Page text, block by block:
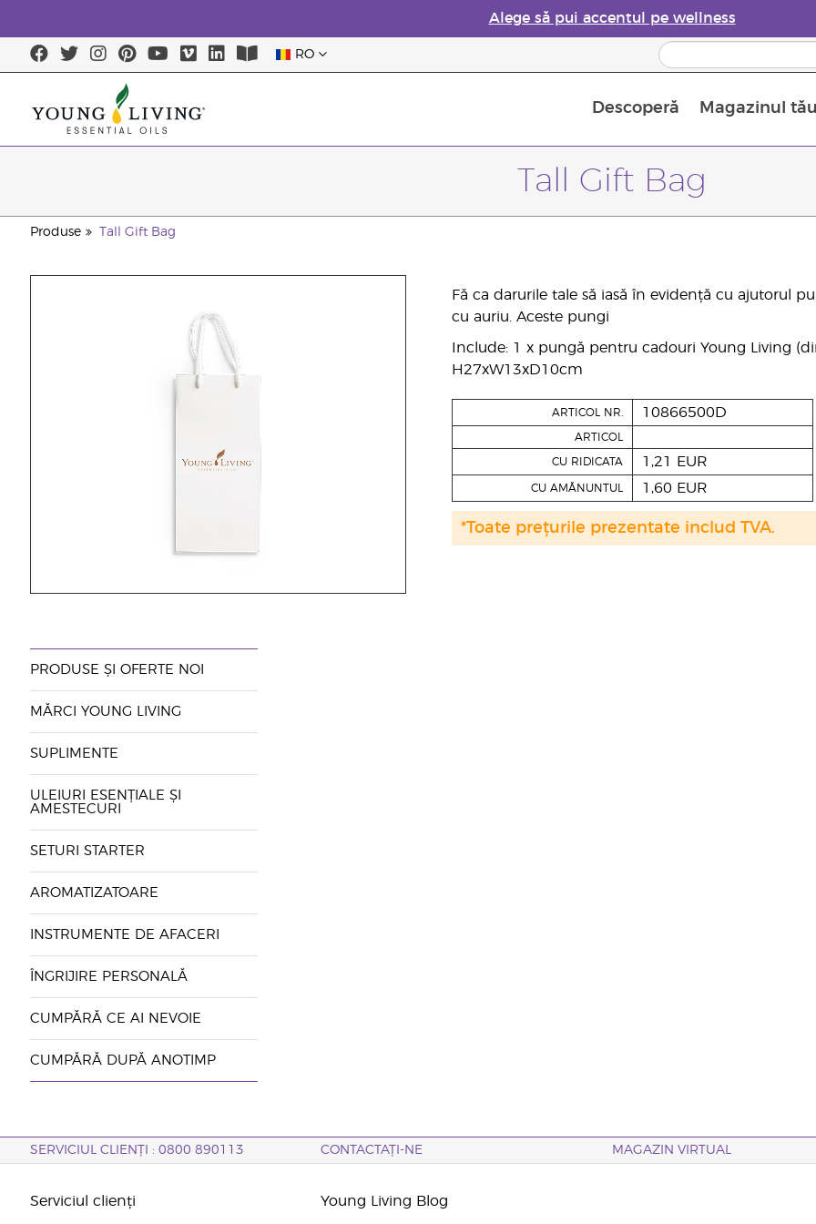
Alege să pui accentul pe wellness
RO
Descoperă Magazinul tău
Tall Gift Bag
Produse Tall Gift Bag
Fă ca darurile tale să iasă în evidență cu ajutorul
cu auriu. Aceste pungi
Include: 1 x pungă pentru cadouri Young Living
H27xW13xD10cm
ARTICOL NR. 10866500D
ARTICOL
CU RIDICATA 1,21 EUR
CU AMĂNUNTUL 1,60 EUR
*Toate prețurile prezentate includ TVA.
PRODUSE ȘI OFERTE NOI
MĂRCI YOUNG LIVING
SUPLIMENTE
ULEIURI ESENȚIALE ȘI
AMESTECURI
SETURI STARTER
AROMATIZATOARE
INSTRUMENTE DE AFACERI
ÎNGRIJIRE PERSONALĂ
CUMPĂRĂ CE AI NEVOIE
CUMPĂRĂ DUPĂ ANOTIMP
SERVICIUL CLIENȚI : 0800 890113 CONTACTAȚI-NE MAGAZIN VIRTUAL
Serviciul clienți Young Living Blog